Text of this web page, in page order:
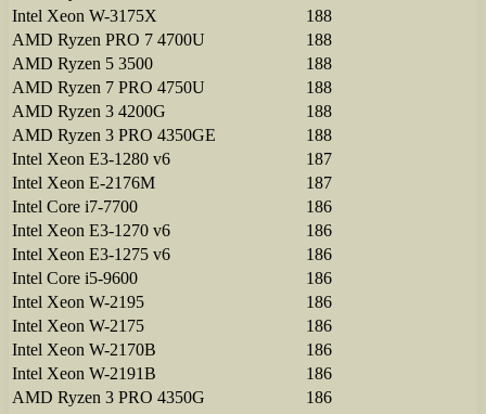
Intel Xeon W-3175X
188
AMD Ryzen PRO 7 4700U
188
AMD Ryzen 5 3500
188
AMD Ryzen 7 PRO 4750U
188
AMD Ryzen 3 4200G
188
AMD Ryzen 3 PRO 4350GE
188
Intel Xeon E3-1280 v6
187
Intel Xeon E-2176M
187
Intel Core i7-7700
186
Intel Xeon E3-1270 v6
186
Intel Xeon E3-1275 v6
186
Intel Core i5-9600
186
Intel Xeon W-2195
186
Intel Xeon W-2175
186
Intel Xeon W-2170B
186
Intel Xeon W-2191B
186
AMD Ryzen 3 PRO 4350G
186